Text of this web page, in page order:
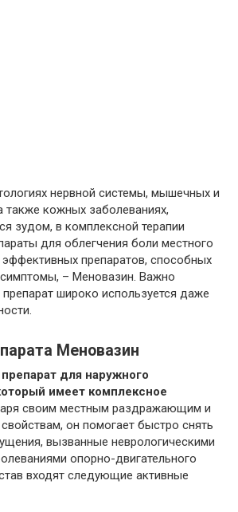
нервной системы, мышечных и
также кожных заболеваниях,
зудом, в комплексной терапии
для облегчения боли местного
препаратов, способных
– Меновазин. Важно
препарат широко используется даже
Меновазин
для наружного
имеет комплексное
своим местным раздражающим и
он помогает быстро снять
вызванные неврологическими
опорно-двигательного
входят следующие активные